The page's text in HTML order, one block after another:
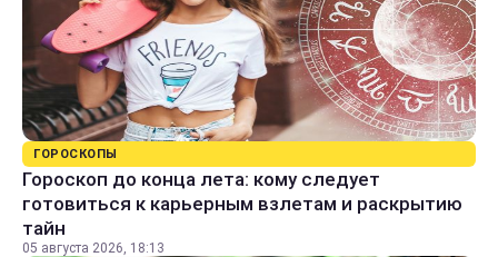
ГОРОСКОПЫ
Гороскоп до конца лета: кому следует
готовиться к карьерным взлетам и раскрытию
тайн
05 августа 2026, 18:13